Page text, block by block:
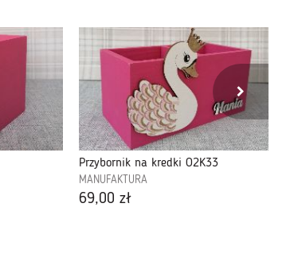
Przybornik na kredki O2K33
MANUFAKTURA
69,00 zł